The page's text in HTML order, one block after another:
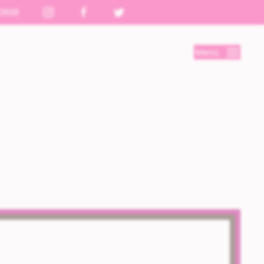
Menú